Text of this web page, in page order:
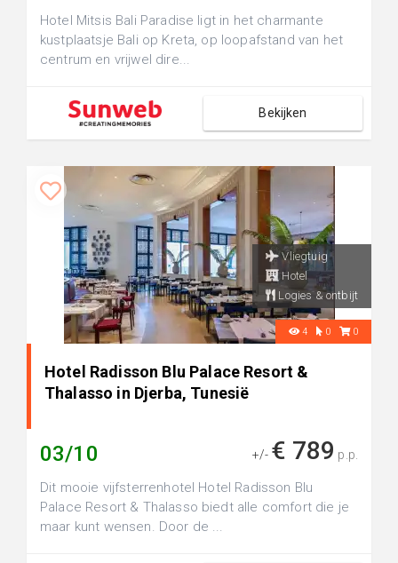
Hotel Mitsis Bali Paradise ligt in het charmante
kustplaatsje Bali op Kreta, op loopafstand van het
centrum en vrijwel dire...
Bekijken
Vliegtuig
Hotel
Logies & ontbijt
4 0 0
Hotel Radisson Blu Palace Resort &
Thalasso in Djerba, Tunesië
03/10 +/- € 789 p.p.
Dit mooie vijfsterrenhotel Hotel Radisson Blu
Palace Resort & Thalasso biedt alle comfort die je
maar kunt wensen. Door de ...